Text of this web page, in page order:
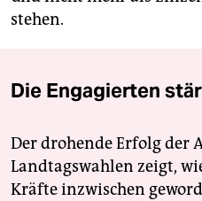
stehen.
Die Engagierten
Der drohende Erfolg der
Landtagswahlen zeigt,
Kräfte inzwischen